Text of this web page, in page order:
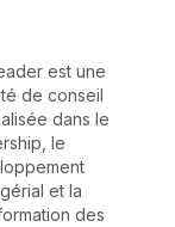
est une
de conseil
dans le
le
et la
des